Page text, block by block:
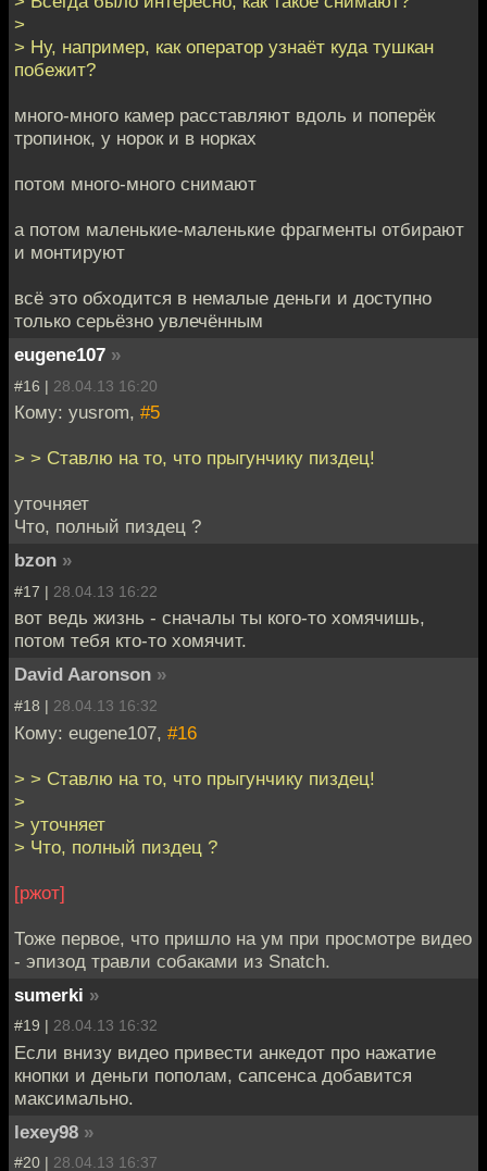
>
> Ну, например, как оператор узнаёт куда тушкан
побежит?
много-много камер расставляют вдоль и поперёк
тропинок, у норок и в норках
потом много-много снимают
а потом маленькие-маленькие фрагменты отбирают
и монтируют
всё это обходится в немалые деньги и доступно
только серьёзно увлечённым
eugene107 »
#16 | 28.04.13 16:20
Кому: yusrom, #5
> > Ставлю на то, что прыгунчику пиздец!
уточняет
Что, полный пиздец ?
bzon »
#17 | 28.04.13 16:22
вот ведь жизнь - сначалы ты кого-то хомячишь,
потом тебя кто-то хомячит.
David Aaronson »
#18 | 28.04.13 16:32
Кому: eugene107, #16
> > Ставлю на то, что прыгунчику пиздец!
>
> уточняет
> Что, полный пиздец ?
[ржот]
Тоже первое, что пришло на ум при просмотре видео
- эпизод травли собаками из Snatch.
sumerki »
#19 | 28.04.13 16:32
Если внизу видео привести анкедот про нажатие
кнопки и деньги пополам, сапсенса добавится
максимально.
lexey98 »
#20 | 28.04.13 16:37